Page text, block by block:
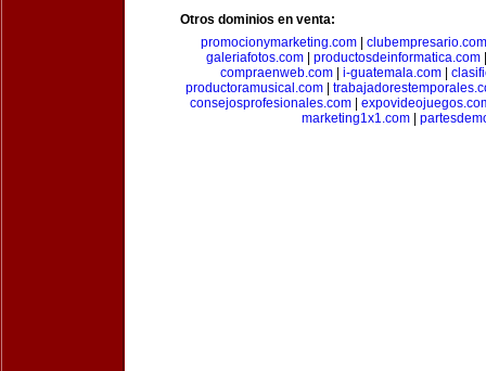
Otros dominios en venta:
promocionymarketing.com| clubempresario.com
galeriafotos.com
productosdeinformatica.com
compraenweb.com| i-guatemala.com|
productoramusical.com
consejosprofesionales.com|
marketing1x1.com